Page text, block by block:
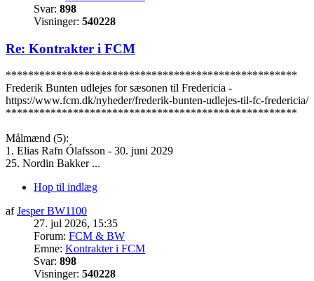
Svar: 898
Visninger: 540228
Re: Kontrakter i FCM
****************************************************
Frederik Bunten udlejes for sæsonen til Fredericia -
https://www.fcm.dk/nyheder/frederik-bunten-udlejes-til-fc-fredericia/
****************************************************
Målmænd (5):
1. Elias Rafn Ólafsson - 30. juni 2029
25. Nordin Bakker ...
Hop til indlæg
afJesper BW1100
27. jul 2026, 15:35
Forum: FCM & BW
Emne: Kontrakter i FCM
Svar: 898
Visninger: 540228